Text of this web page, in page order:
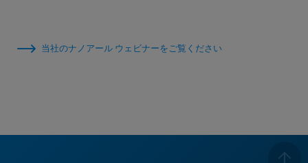
当社のナノアール ウェビナーをご覧ください